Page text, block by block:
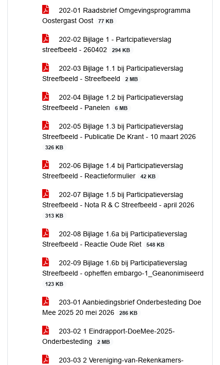
202-01 Raadsbrief Omgevingsprogramma
Oostergast Oost
77 KB
202-02 Bijlage 1 - Partcipatieverslag
streefbeeld - 260402
294 KB
202-03 Bijlage 1.1 bij Participatieverslag
Streefbeeld - Streefbeeld
2 MB
202-04 Bijlage 1.2 bij Participatieverslag
Streefbeeld - Panelen
6 MB
202-05 Bijlage 1.3 bij Participatieverslag
Streefbeeld - Publicatie De Krant - 10 maart 2026
326 KB
202-06 Bijlage 1.4 bij Participatieverslag
Streefbeeld - Reactieformulier
42 KB
202-07 Bijlage 1.5 bij Participatieverslag
Streefbeeld - Nota R & C Streefbeeld - april 2026
313 KB
202-08 Bijlage 1.6a bij Participatieverslag
Streefbeeld - Reactie Oude Riet
548 KB
202-09 Bijlage 1.6b bij Participatieverslag
Streefbeeld - opheffen embargo-1_Geanonimiseerd
123 KB
203-01 Aanbiedingsbrief Onderbesteding Doe
Mee 2025 20 mei 2026
286 KB
203-02 1 Eindrapport-DoeMee-2025-
Onderbesteding
2 MB
203-03 2 Vereniging-van-Rekenkamers-